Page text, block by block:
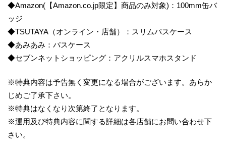
◆Amazon(【Amazon.co.jp限定】商品のみ対象)：100mm缶バ
ッジ
◆TSUTAYA（オンライン・店舗）：スリムパスケース
◆あみあみ：パスケース
◆セブンネットショッピング：アクリルスマホスタンド
※特典内容は予告無く変更になる場合がございます。あらか
じめご了承下さい。
※特典はなくなり次第終了となります。
※運用及び特典内容に関する詳細は各店舗にお問い合わせ下
さい。